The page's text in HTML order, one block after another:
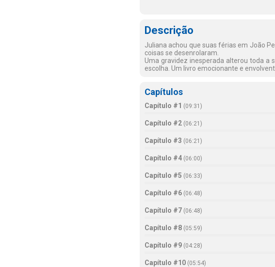
Descrição
Juliana achou que suas férias em João
coisas se desenrolaram.
Uma gravidez inesperada alterou toda a
escolha. Um livro emocionante e
Capítulos
Capítulo #1 (09:31 )
Capítulo #2 (06:21 )
Capítulo #3 (06:21 )
Capítulo #4 (06:00)
Capítulo #5 (06:33)
Capítulo #6 (06:48)
Capítulo #7 (06:48)
Capítulo #8 (05:59)
Capítulo #9 (04:28)
Capítulo #10 (05:54)